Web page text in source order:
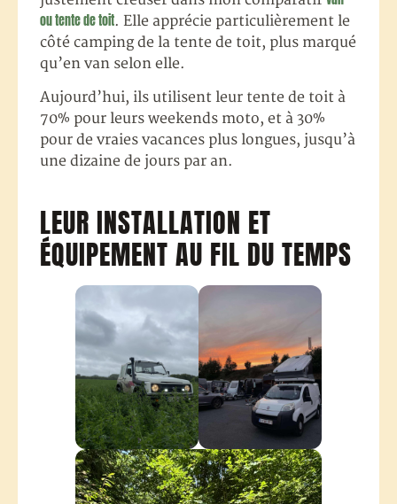
ou tente de toit. Elle apprécie particulièrement le
côté camping de la tente de toit, plus marqué
qu’en van selon elle.
Aujourd’hui, ils utilisent leur tente de toit à
70% pour leurs weekends moto, et à 30%
pour de vraies vacances plus longues, jusqu’à
une dizaine de jours par an.
LEUR INSTALLATION ET
ÉQUIPEMENT AU FIL DU TEMPS